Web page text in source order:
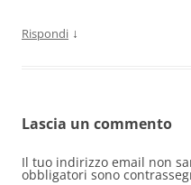
Rispondi ↓
Lascia un commento
Il tuo indirizzo email non
obbligatori sono